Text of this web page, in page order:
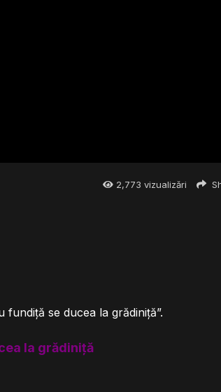
2,773 vizualizări
se ducea la grădiniță”.
la grădiniță